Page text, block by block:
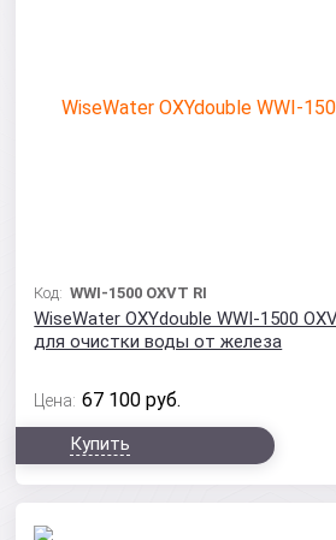
Код:WWI-1500 OXVT RI
WiseWater OXYdouble WWI-1500
для очистки воды от железа
Цена: 67 100 руб.
Купить